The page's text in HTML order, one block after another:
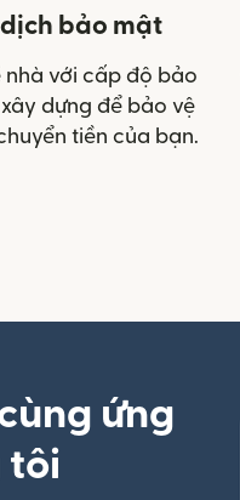
bảo mật
nhà với cấp độ bảo
dựng để bảo vệ
tiền của bạn.
ứng
tôi